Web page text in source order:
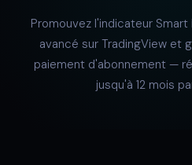
Promouvez l'indicateur
avancé sur TradingView et
paiement d'abonnement —
jusqu'à 12 mois